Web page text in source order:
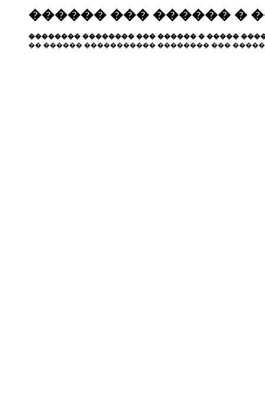
������ ��� ������ �
�������� �������� ��� ������ � �����
�� ������ ����������� �������� ���